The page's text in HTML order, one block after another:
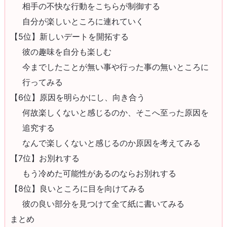
相手の不快な行動をこちらが制御する
自分が楽しいところに連れていく
【5位】新しいデートを開拓する
彼の趣味を自分も楽しむ
今までしたことが無い事や行った事の無いところに
行ってみる
【6位】原因を明らかにし、向き合う
何故楽しくないと感じるのか、そこへ至った原因を
追究する
なんで楽しくないと感じるのか原因を考えてみる
【7位】お別れする
もう冷めた可能性があるのならお別れする
【8位】良いところに目を向けてみる
彼の良い部分を見つけて全て紙に書いてみる
まとめ